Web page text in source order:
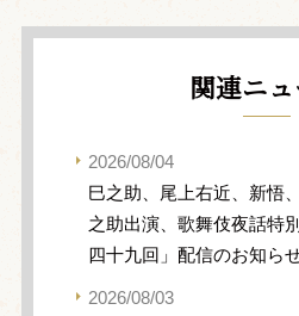
関連ニ
2026/08/04
巳之助、尾上右近、新悟
之助出演、歌舞伎夜話特
四十九回」配信のお知ら
2026/08/03